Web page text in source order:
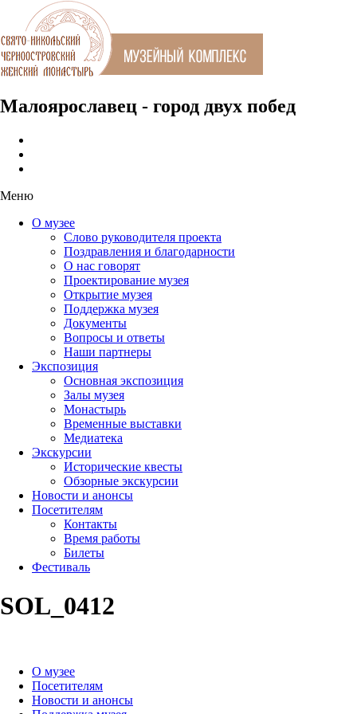
Малоярославец - город двух побед
Меню
О музее
Слово руководителя проекта
Поздравления и благодарности
О нас говорят
Проектирование музея
Открытие музея
Поддержка музея
Документы
Вопросы и ответы
Наши партнеры
Экспозиция
Основная экспозиция
Залы музея
Монастырь
Временные выставки
Медиатека
Экскурсии
Исторические квесты
Обзорные экскурсии
Новости и анонсы
Посетителям
Контакты
Время работы
Билеты
Фестиваль
SOL_0412
О музее
Посетителям
Новости и анонсы